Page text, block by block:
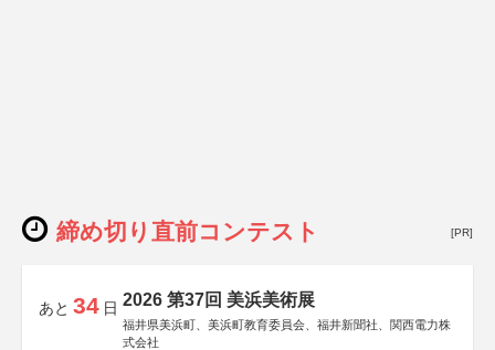
締め切り直前コンテスト [PR]
あと 34 日 2026 第37回 美浜美術展
福井県美浜町、美浜町教育委員会、福井新聞社、関西電力株
式会社